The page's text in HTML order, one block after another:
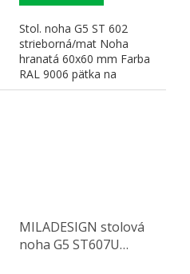
Stol. noha G5 ST 602
strieborná/mat Noha
hranatá 60x60 mm Farba
RAL 9006 pätka na
pripevnenie 90x90 mm
MILADESIGN stolová
noha G5 ST607U